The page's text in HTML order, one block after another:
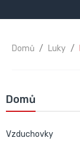
Domů Luky
Domů
Vzduchovky